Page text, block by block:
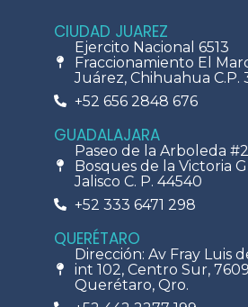
CIUDAD JUAREZ
Ejercito Nacional 6513
Fraccionamiento El
Juárez, Chihuahua C.P.
+52 656 2848 676
GUADALAJARA
Paseo de la Arboleda
Bosques de la Victoria
Jalisco C. P. 44540
+52 333 6471 298
QUERÉTARO
Dirección: Av Fray Luis
int 102, Centro Sur,
Querétaro, Qro.